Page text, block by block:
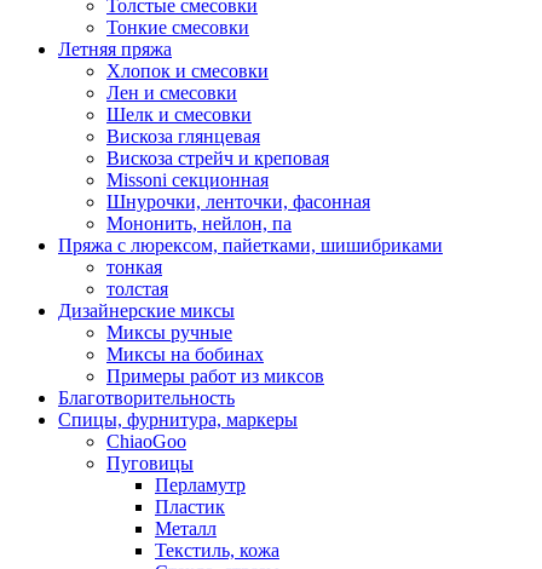
Толстые смесовки
Тонкие смесовки
Летняя пряжа
Хлопок и смесовки
Лен и смесовки
Шелк и смесовки
Вискоза глянцевая
Вискоза стрейч и креповая
Missoni секционная
Шнурочки, ленточки, фасонная
Мононить, нейлон, па
Пряжа с люрексом, пайетками, шишибриками
тонкая
толстая
Дизайнерские миксы
Миксы ручные
Миксы на бобинах
Примеры работ из миксов
Благотворительность
Спицы, фурнитура, маркеры
ChiaoGoo
Пуговицы
Перламутр
Пластик
Металл
Текстиль, кожа